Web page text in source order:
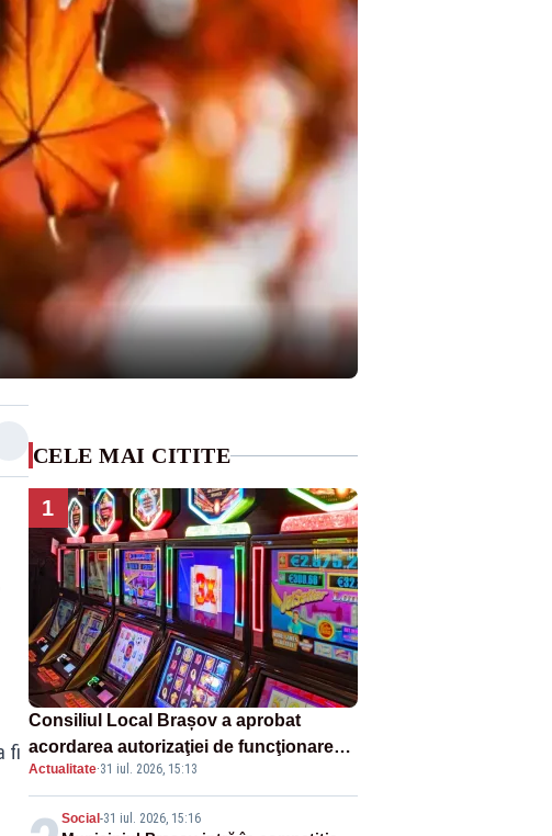
fi
CELE MAI CITITE
1
Consiliul Local Brașov a aprobat
acordarea autorizaţiei de funcţionare
pentru şapte săli de jocuri
Actualitate·31 iul. 2026, 15:13
Social -31 iul. 2026, 15:16